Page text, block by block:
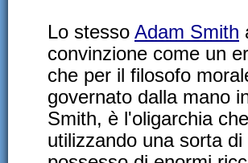
Lo stesso Adam Smith
convinzione come un
che per il filosofo
governato dalla mano
Smith, è l'oligarchia
utilizzando una sorta